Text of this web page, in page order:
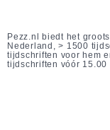
Pezz.nl biedt het
Nederland, > 1500
tijdschriften voor hem
tijdschriften vóór 15.00